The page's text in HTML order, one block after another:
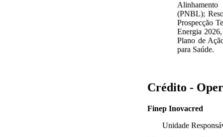
Alinhamento
(PNBL);
Prospecção
Energia
Plano de
para Saúde.
Crédito -
Finep Inovacred
Unidade